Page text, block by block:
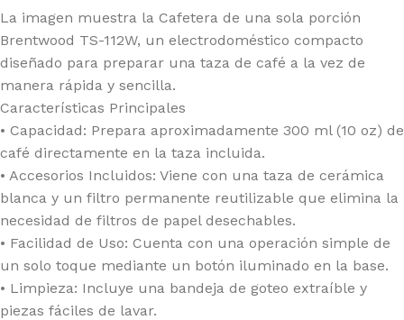
La imagen muestra la Cafetera de una sola porción
Brentwood TS-112W, un electrodoméstico compacto
diseñado para preparar una taza de café a la vez de
manera rápida y sencilla.
Características Principales
• Capacidad: Prepara aproximadamente 300 ml (10 oz) de
café directamente en la taza incluida.
• Accesorios Incluidos: Viene con una taza de cerámica
blanca y un filtro permanente reutilizable que elimina la
necesidad de filtros de papel desechables.
• Facilidad de Uso: Cuenta con una operación simple de
un solo toque mediante un botón iluminado en la base.
• Limpieza: Incluye una bandeja de goteo extraíble y
piezas fáciles de lavar.